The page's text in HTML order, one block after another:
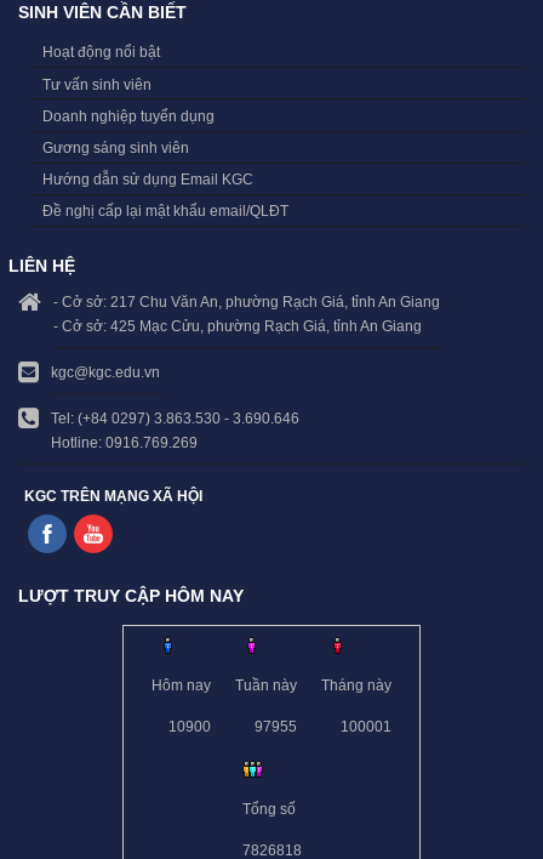
SINH VIÊN CẦN BIẾT
Hoạt động nổi bật
Tư vấn sinh viên
Doanh nghiệp tuyển dụng
Gương sáng sinh viên
Hướng dẫn sử dụng Email KGC
Đề nghị cấp lại mật khẩu email/QLĐT
LIÊN HỆ
- Cở sở: 217 Chu Văn An, phường Rạch Giá, tỉnh An Giang
- Cở sở: 425 Mạc Cửu, phường Rạch Giá, tỉnh An Giang
kgc@kgc.edu.vn
Tel: (+84 0297) 3.863.530 - 3.690.646
Hotline: 0916.769.269
KGC TRÊN MẠNG XÃ HỘI
LƯỢT TRUY CẬP HÔM NAY
Hôm nay
10900
Tuần này
97955
Tháng này
100001
Tổng số
7826818